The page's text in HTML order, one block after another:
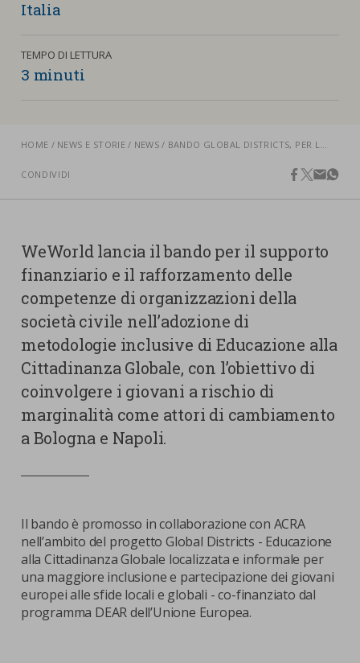
Contatti
Trasparenza
CERCACARRELLO
nostra cookies policy.
Cookie strettamente necessari
Cookie di marketing
Cookie di terze parti
HOME NEWS E STORIE NEWS BANDO GLOBAL DISTRICTS, PER L’EDUCAZIONE ALLA CITTADINANZA GLOBALE INCLUSIVA DELLE E DEI GIOVANI CON MINORI OPPORTUNITÀ
CONDIVIDI facebook
twitter
email
Italia
TEMPO DI LETTURA
3 minuti
WeWorld lancia il bando per il supporto
finanziario e il rafforzamento delle
competenze di organizzazioni della
società civile nell’adozione di
metodologie inclusive di Educazione alla
Cittadinanza Globale, con l’obiettivo di
coinvolgere i giovani a rischio di
marginalità come attori di cambiamento
a Bologna e Napoli.
Il bando è promosso in collaborazione con ACRA
nell’ambito del progetto Global Districts - Educazione
alla Cittadinanza Globale localizzata e informale per
una maggiore inclusione e partecipazione dei giovani
europei alle sfide locali e globali - co-finanziato dal
programma DEAR dell’Unione Europea.